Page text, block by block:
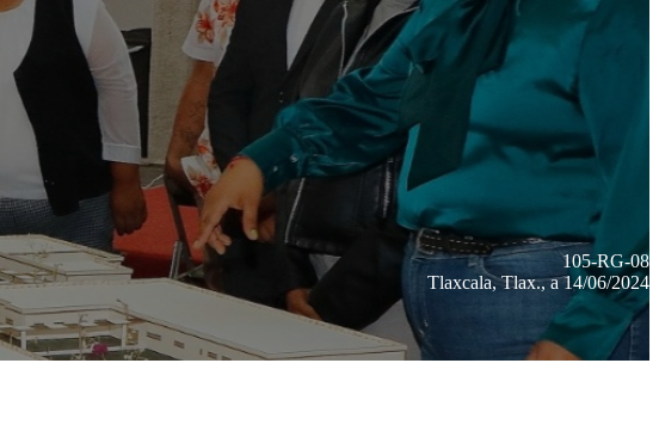
105-RG-08
Tlaxcala, Tlax., a 14/06/2024